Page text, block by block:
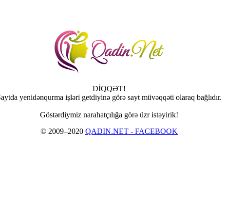
DİQQƏT!
yenidənqurma işləri getdiyinə görə sayt müvəqqəti olaraq bağlıdır.
Göstərdiymiz narahatçılığa görə üzr istəyirik!
© 2009–2020 QADIN.NET - FACEBOOK